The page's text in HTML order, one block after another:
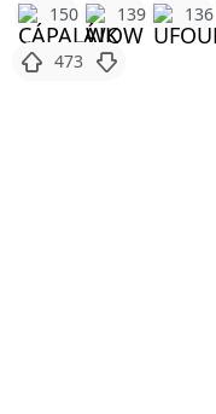
150 139 136
473